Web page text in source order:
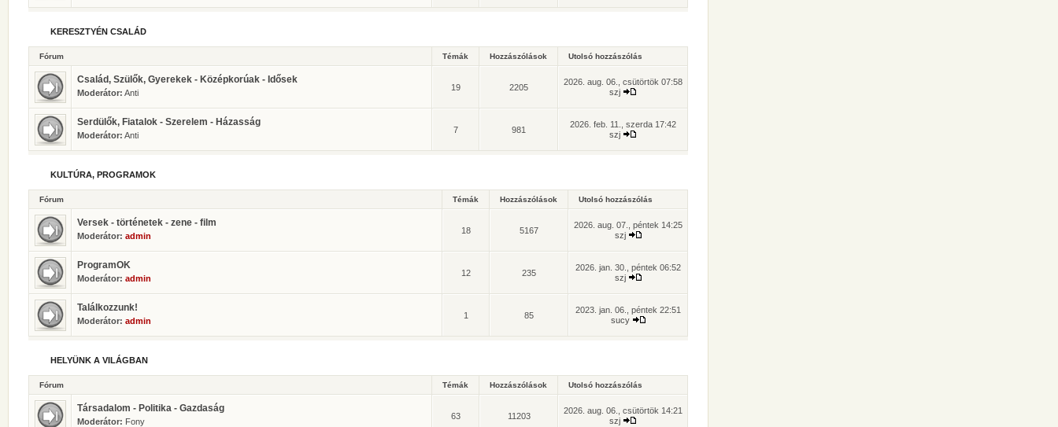
KERESZTYÉN CSALÁD
Fórum Témák Hozzászólások Utolsó hozzászólás
Család, Szülők, Gyerekek - Középkorúak - Idősek
Moderátor: Anti
19 2205
2026. aug. 06., csütörtök 07:58
szj
Serdülők, Fiatalok - Szerelem - Házasság
Moderátor: Anti
7 981
2026. feb. 11., szerda 17:42
szj
KULTÚRA, PROGRAMOK
Fórum Témák Hozzászólások Utolsó hozzászólás
Versek - történetek - zene - film
Moderátor: admin
18 5167
2026. aug. 07., péntek 14:25
szj
ProgramOK
Moderátor: admin
12 235
2026. jan. 30., péntek 06:52
szj
Találkozzunk!
Moderátor: admin
1 85
2023. jan. 06., péntek 22:51
sucy
HELYÜNK A VILÁGBAN
Fórum Témák Hozzászólások Utolsó hozzászólás
Társadalom - Politika - Gazdaság
Moderátor: Fony
63 11203
2026. aug. 06., csütörtök 14:21
szj